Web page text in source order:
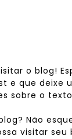
o blog!
e que deixe
sobre o
Não
visitar seu